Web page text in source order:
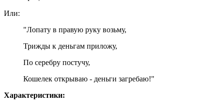
Или:
"Лопату в правую руку возьму,
Трижды к деньгам приложу,
По серебру постучу,
Кошелек открываю - деньги загребаю!"
Характеристики: